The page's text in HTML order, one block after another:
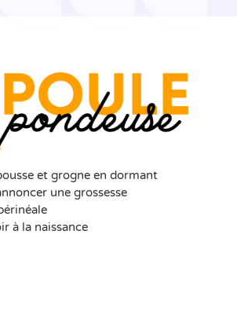
et grogne en dormant
une grossesse
à la naissance